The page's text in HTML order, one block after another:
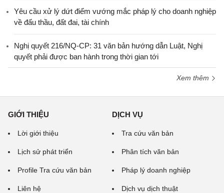
Yêu cầu xử lý dứt điểm vướng mắc pháp lý cho doanh nghiệp
về đấu thầu, đất đai, tài chính
Nghị quyết 216/NQ-CP: 31 văn bản hướng dẫn Luật, Nghị
quyết phải được ban hành trong thời gian tới
Xem thêm
GIỚI THIỆU
Lời giới thiệu
Lịch sử phát triển
Profile Tra cứu văn bản
Liên hệ
DỊCH VỤ
Tra cứu văn bản
Phân tích văn bản
Pháp lý doanh nghiệp
Dịch vụ dịch thuật